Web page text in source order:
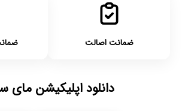
ضمانت اصالت
دانلود اپلیکیشن مای